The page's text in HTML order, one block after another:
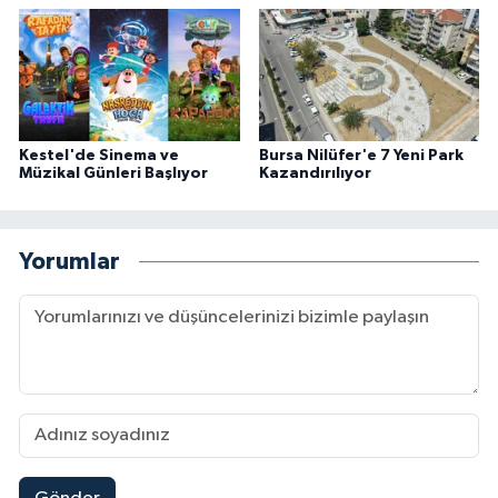
Kestel'de Sinema ve
Müzikal Günleri Başlıyor
Bursa Nilüfer'e 7 Yeni Park
Kazandırılıyor
Yorumlar